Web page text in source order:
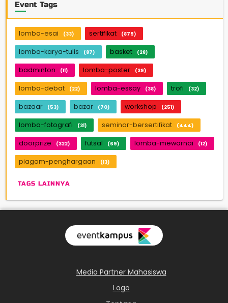
Event Tags
lomba-esai (33) sertifikat (879)
lomba-karya-tulis (87) basket (28)
badminton (11) lomba-poster (39)
lomba-debat (22) lomba-essay (38) trofi (32)
bazaar (53) bazar (70) workshop (251)
lomba-fotografi (31) seminar-bersertifikat (444)
doorprize (322) futsal (69) lomba-mewarnai (12)
piagam-penghargaan (13)
TAGS LAINNYA
Media Partner Mahasiswa
Logo